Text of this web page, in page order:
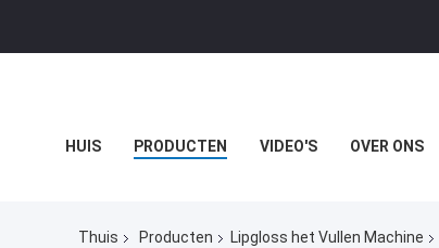
HUIS PRODUCTEN VIDEO'S OVER ONS
Thuis Producten Lipgloss het Vullen Machine